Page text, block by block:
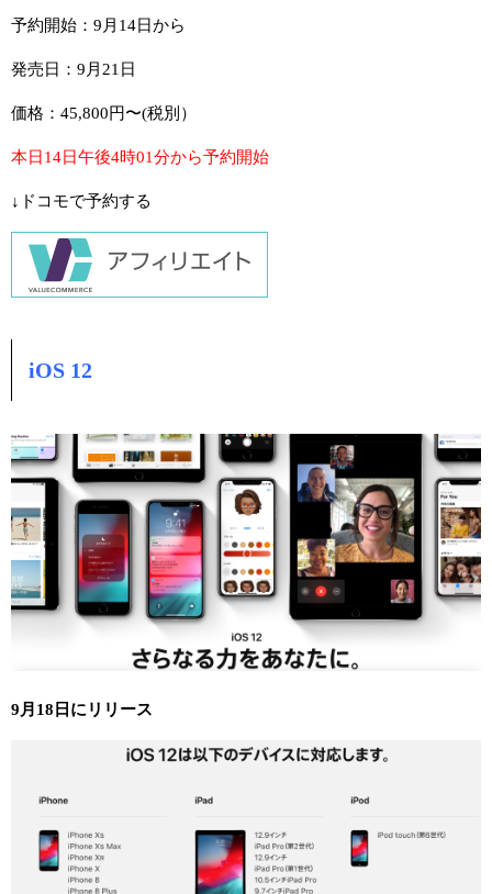
予約開始：9月14日から
発売日：9月21日
価格：45,800円〜(税別）
本日14日午後4時01分から予約開始
↓ドコモで予約する
iOS 12
9月18日にリリース